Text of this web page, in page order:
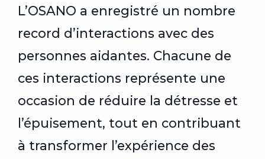
L’OSANO a enregistré un nombre
record d’interactions avec des
personnes aidantes. Chacune de
ces interactions représente une
occasion de réduire la détresse et
l’épuisement, tout en contribuant
à transformer l’expérience des